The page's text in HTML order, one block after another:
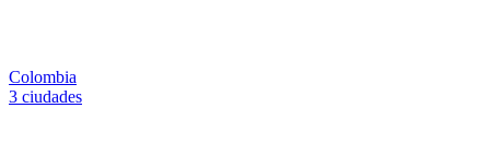
Colombia
3 ciudades